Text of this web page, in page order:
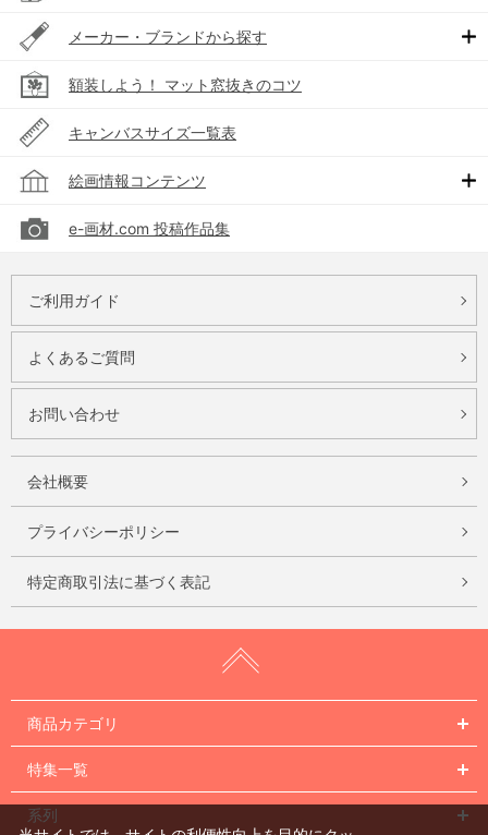
メーカー・ブランドから探す
額装しよう！ マット窓抜きのコツ
キャンバスサイズ一覧表
絵画情報コンテンツ
e-画材.com 投稿作品集
ご利用ガイド
よくあるご質問
お問い合わせ
会社概要
プライバシーポリシー
特定商取引法に基づく表記
商品カテゴリ
特集一覧
系列